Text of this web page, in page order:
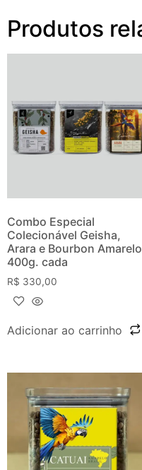
Produtos
Combo Especial
Colecionável Geisha,
Arara e Bourbon Amarelo
400g. cada
R$ 330,00
Adicionar ao carrinho